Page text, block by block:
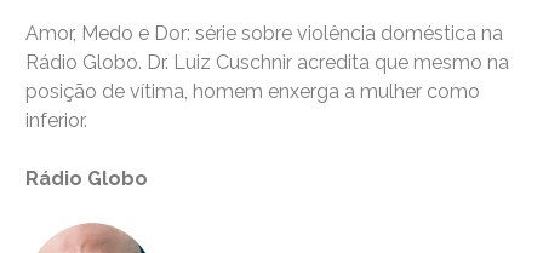
Amor, Medo e Dor: série sobre violência doméstica na
Rádio Globo. Dr. Luiz Cuschnir acredita que mesmo na
posição de vítima, homem enxerga a mulher como
inferior.
Rádio Globo